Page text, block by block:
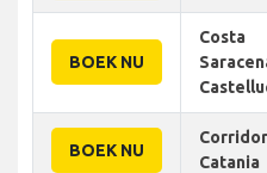
BOEK NU
Costa
BOEK NU
Catania